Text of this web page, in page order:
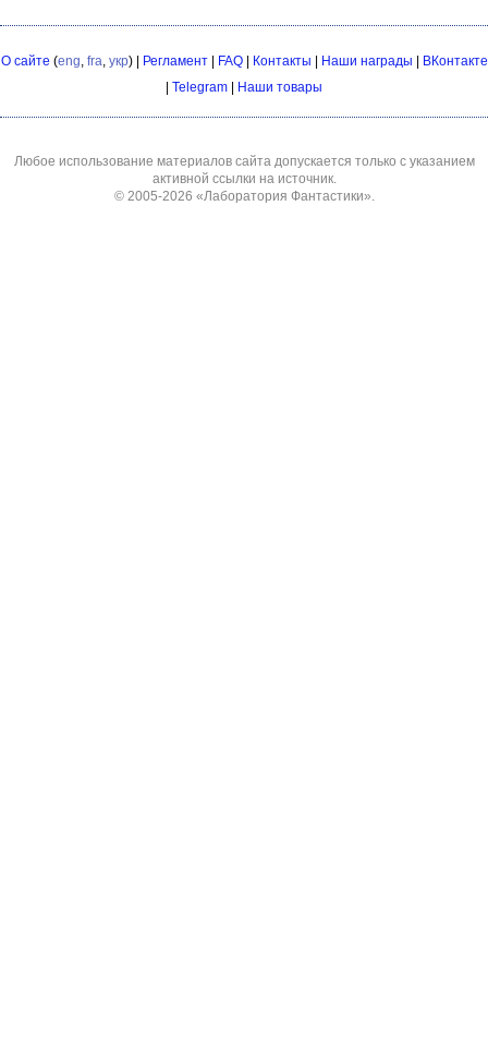
О сайте (eng, fra, укр) | Регламент| FAQ| Контакты Наши награды
ВКонтакте
Telegram Наши товары
Любое использование материалов сайта допускается только с указанием
активной ссылки на источник.
© 2005-2026 «Лаборатория Фантастики».